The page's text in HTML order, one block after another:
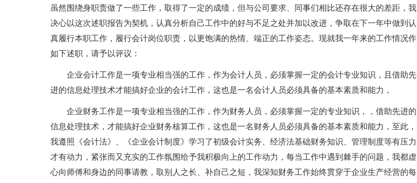
虽然围绕身职责做了一些工作，取得了一定的成绩，但与公司要求、同事们相比还存在很大的差距，我
决心以这次述职报告为契机，认真分析自己工作中的好与不足之处并加以改进，争取在下一年中做到认
真履行本职工作，履行会计岗位职责，以更饱满的热情、端正的工作姿态。现就我一年来的工作情况作
如下述职，请予以评议：
企业会计工作是一项专业相当强的工作，作为会计人员，必须掌握一定的会计专业知识，且借助先
进的信息处理技术才能搞好企业的会计工作，这也是一名会计人员必须具备的基本素质和能力，
企业财务工作是一项专业相当强的工作，作为财务人员，必须掌握一定的专业知识，，借助先进的
信息处理技术，才能搞好企业财务核算工作，这也是一名财务人员必须具备的基本素质和能力，至此，
我遵照《会计法》、《企业会计制度》学习了初级会计实务、经济法基础财务知识、管理制度等有压力
才有动力，紧张而又充实的工作氛围给予我积极向上的工作动力，每当工作中遇到棘手的问题，我都虚
心向师傅和身边的同事请教，取别人之长、补自己之短，我深知财务工作始终贯穿于企业生产经营的每